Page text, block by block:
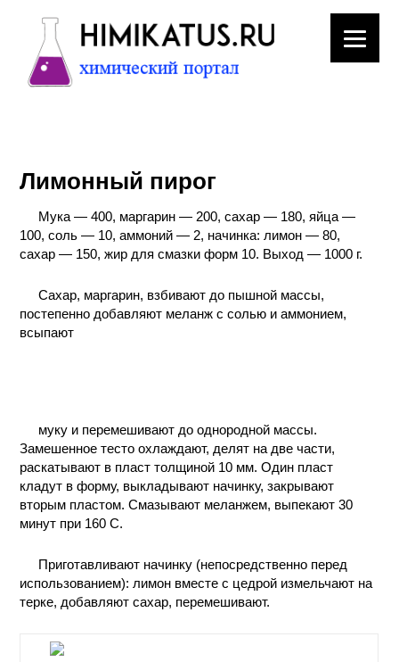
ХИМИЧЕСКАЯ
ВРЕДНЫЕ
МЕТОДЫ
ПРАКТИЧЕСКОЙ
И ХИМИЧЕСКАЯ
ТЕХНОЛОГИЯ
КОНТАКТЫ
Лимонный пирог
Мука — 400, маргарин — 200, сахар — 180, яйца —
100, соль — 10, аммоний — 2, начинка: лимон — 80,
сахар — 150, жир для смазки форм 10. Выход — 1000 г.
Сахар, маргарин, взбивают до пышной массы,
постепенно добавляют меланж с солью и аммонием,
всыпают
муку и перемешивают до однородной массы.
Замешенное тесто охлаждают, делят на две части,
раскатывают в пласт толщиной 10 мм. Один пласт
кладут в форму, выкладывают начинку, закрывают
вторым пластом. Смазывают меланжем, выпекают 30
минут при 160 С.
Приготавливают начинку (непосредственно перед
использованием): лимон вместе с цедрой измельчают на
терке, добавляют сахар, перемешивают.